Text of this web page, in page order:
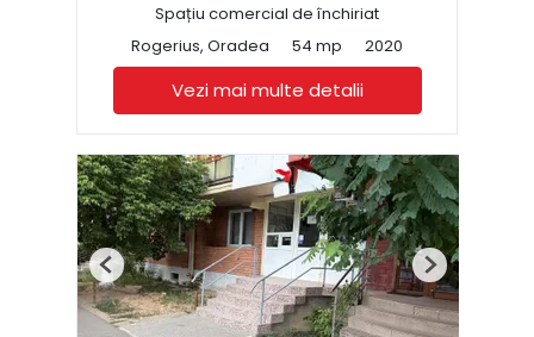
Spațiu comercial de închiriat
Rogerius, Oradea
54 mp 2020
Vezi mai multe detalii
Previous Next